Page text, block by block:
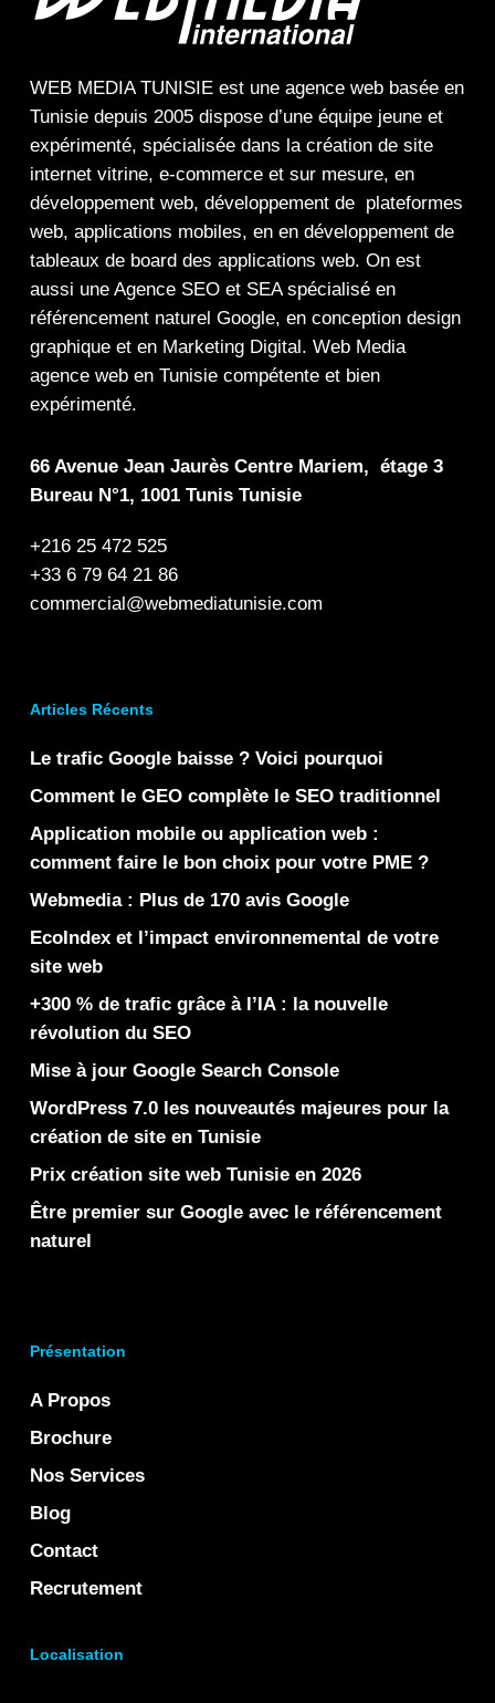
WEB MEDIA TUNISIEest une agence webbasée en
Tunisie depuis 2005 dispose d’une équipe jeune et
expérimenté, spécialisée dans la création de site
internet vitrine, e-commerceet sur mesure, en
développement web, développement de plateformes
web, applications mobiles, en en développement de
tableaux de boarddes applications web. On est
aussi une Agence SEOet SEAspécialisé en
référencement naturel Google, en conception design
graphiqueet en Marketing Digital. Web Media
agence web en Tunisie compétente et bien
expérimenté.
66 Avenue Jean Jaurès Centre Mariem, étage 3
Bureau N°1, 1001 Tunis Tunisie
+216 25 472 525
+33 6 79 64 21 86
commercial@webmediatunisie.com
Articles Récents
Le trafic Google baisse ? Voici pourquoi
Comment le GEO complète le SEO traditionnel
Application mobile ou application web :
comment faire le bon choix pour votre PME ?
Webmedia : Plus de 170 avis Google
EcoIndex et l’impact environnemental de votre
site web
+300 % de trafic grâce à l’IA : la nouvelle
révolution du SEO
Mise à jour Google Search Console
WordPress 7.0 les nouveautés majeures pour la
création de site en Tunisie
Prix création site web Tunisie en 2026
Être premier sur Google avec le référencement
naturel
Présentation
A Propos
Brochure
Nos Services
Blog
Contact
Recrutement
Localisation